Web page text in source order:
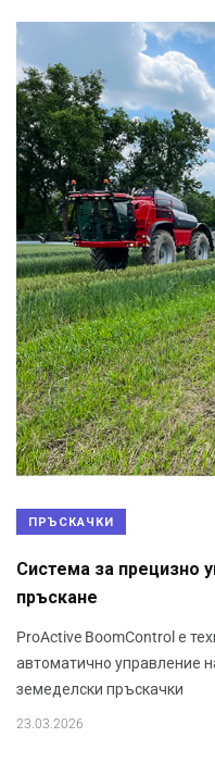
ПРЪСКАЧКИ
Система за прецизно
пръскане
ProActive BoomControl е
автоматично управление
земеделски пръскачки
23.03.2026